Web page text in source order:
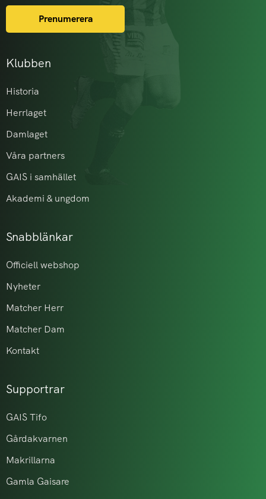
Klubben
Historia
Herrlaget
Damlaget
Våra partners
GAIS i samhället
Akademi & ungdom
Snabblänkar
Officiell webshop
Nyheter
Matcher Herr
Matcher Dam
Kontakt
Supportrar
GAIS Tifo
Gårdakvarnen
Makrillarna
Gamla Gaisare
Prenumerera